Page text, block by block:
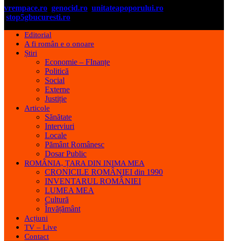
vrempace.ro genocid.ro unitateapoporului.ro
stop5gbucuresti.ro
Editorial
A fi român e o onoare
Știri
Economie – FInanțe
Politică
Social
Externe
Justiție
Articole
Sănătate
Interviuri
Locale
Pământ Românesc
Dosar Public
ROMÂNIA, ȚARA DIN INIMA MEA
CRONICILE ROMÂNIEI din 1990
INVENTARUL ROMÂNIEI
LUMEA MEA
Cultură
Învățământ
Acțiuni
TV – Live
Contact